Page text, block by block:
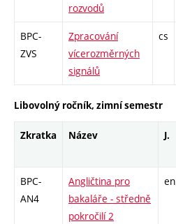
rozvodů
BPC-
ZVS
Zpracování
vícerozměrných
signálů
cs
Libovolný ročník, zimní semestr
Zkratka Název J.
BPC-
AN4
Angličtina pro
bakaláře - středně
pokročilí 2
en